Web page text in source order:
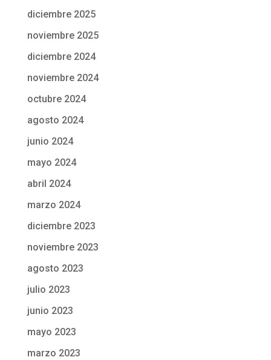
diciembre 2025
noviembre 2025
diciembre 2024
noviembre 2024
octubre 2024
agosto 2024
junio 2024
mayo 2024
abril 2024
marzo 2024
diciembre 2023
noviembre 2023
agosto 2023
julio 2023
junio 2023
mayo 2023
marzo 2023